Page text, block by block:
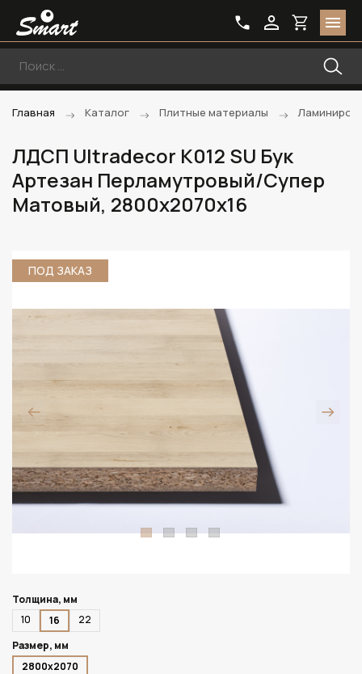
Главная Каталог Плитные материалы
ЛДСП Ultradecor K012 SU Бук
Артезан Перламутровый/Супер
Матовый, 2800х2070х16
ПОД ЗАКАЗ
Толщина, мм
10
16
22
Размер, мм
2800х2070